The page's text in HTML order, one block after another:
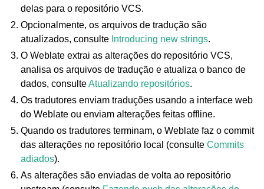
navigation of Formatos de arquivos suportados
delas para o repositório VCS.
Opcionalmente, os arquivos de tradução são
atualizados, consulte Introducing new strings.
O Weblate extrai as alterações do repositório VCS,
analisa os arquivos de tradução e atualiza o banco de
dados, consulteAtualizando repositórios.
Os tradutores enviam traduções usando a interface web
do Weblate ou enviam alterações feitas offline.
Quando os tradutores terminam, o Weblate faz o commit
das alterações no repositório local (consulteCommits
adiados).
As alterações são enviadas de volta ao repositório